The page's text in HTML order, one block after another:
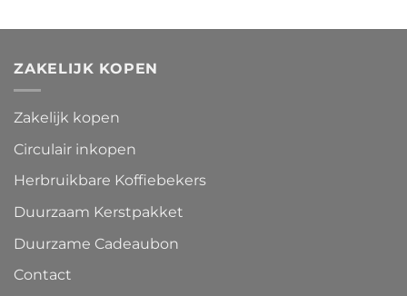
ZAKELIJK KOPEN
Zakelijk kopen
Circulair inkopen
Herbruikbare Koffiebekers
Duurzaam Kerstpakket
Duurzame Cadeaubon
Contact